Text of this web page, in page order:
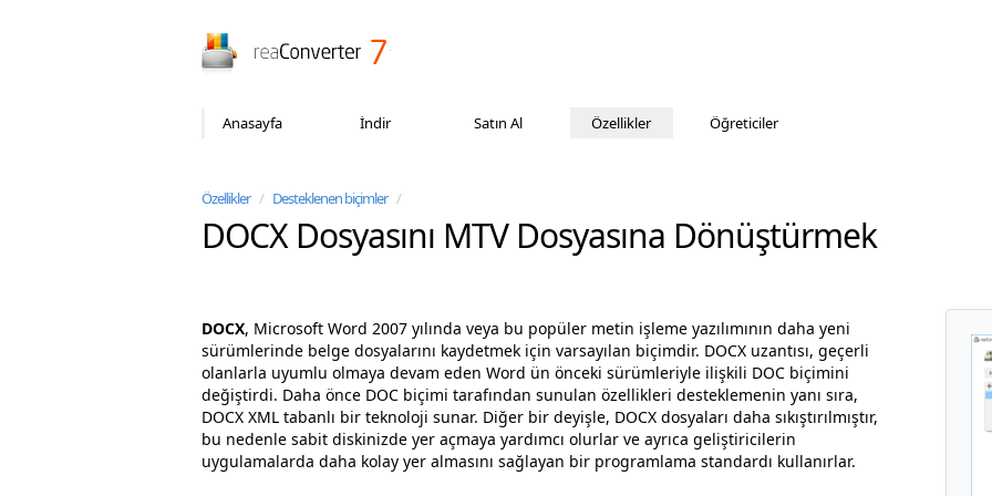
Anasayfa İndir Satın Al Özellikler Öğreticiler
Özellikler / Desteklenen biçimler /
DOCX Dosyasını MTV Dosyasına Dönüştürmek
DOCX, Microsoft Word 2007 yılında veya bu popüler metin işleme yazılımının daha yeni
sürümlerinde belge dosyalarını kaydetmek için varsayılan biçimdir. DOCX uzantısı, geçerli
olanlarla uyumlu olmaya devam eden Word ün önceki sürümleriyle ilişkili DOC biçimini
değiştirdi. Daha önce DOC biçimi tarafından sunulan özellikleri desteklemenin yanı sıra,
DOCX XML tabanlı bir teknoloji sunar. Diğer bir deyişle, DOCX dosyaları daha sıkıştırılmıştır,
bu nedenle sabit diskinizde yer açmaya yardımcı olurlar ve ayrıca geliştiricilerin
uygulamalarda daha kolay yer almasını sağlayan bir programlama standardı kullanırlar.